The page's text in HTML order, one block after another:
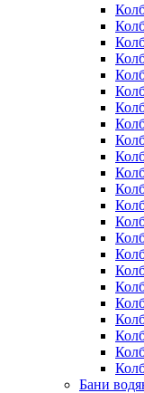
Бани